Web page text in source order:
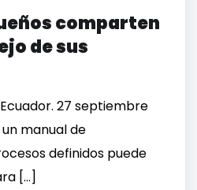
comparten
de sus
27 septiembre
un manual de
definidos puede
[…]